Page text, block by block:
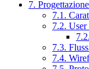
7.
7.1.
7.2. User
7.3.
7.4.